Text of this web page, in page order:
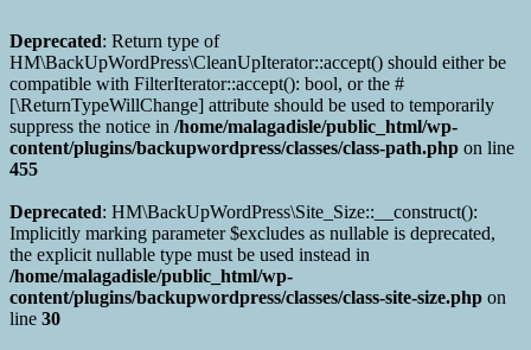
Deprecated: Return type of
HM\BackUpWordPress\CleanUpIterator::accept() should either be
compatible with FilterIterator::accept(): bool, or the #
[\ReturnTypeWillChange] attribute should be used to temporarily
suppress the notice in /home/malagadisle/public_html/wp-
content/plugins/backupwordpress/classes/class-path.php on line
455
Deprecated: HM\BackUpWordPress\Site_Size::__construct():
Implicitly marking parameter $excludes as nullable is deprecated,
the explicit nullable type must be used instead in
/home/malagadisle/public_html/wp-
content/plugins/backupwordpress/classes/class-site-size.php on
line 30